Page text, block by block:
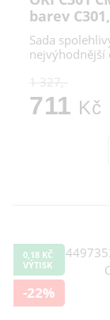
barev
Sada
nejvýhodnější
1 327,-
711 Kč
0,18 KČ
VÝTISK
-22%